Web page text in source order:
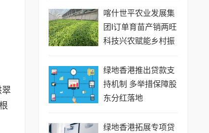
喀什世平农业发展集
团I订单育苗产销两旺
科技兴农赋能乡村振
绿地香港推出贷款支
持机制 多举措保障股
东分红落地
绿地香港拓展专项贷